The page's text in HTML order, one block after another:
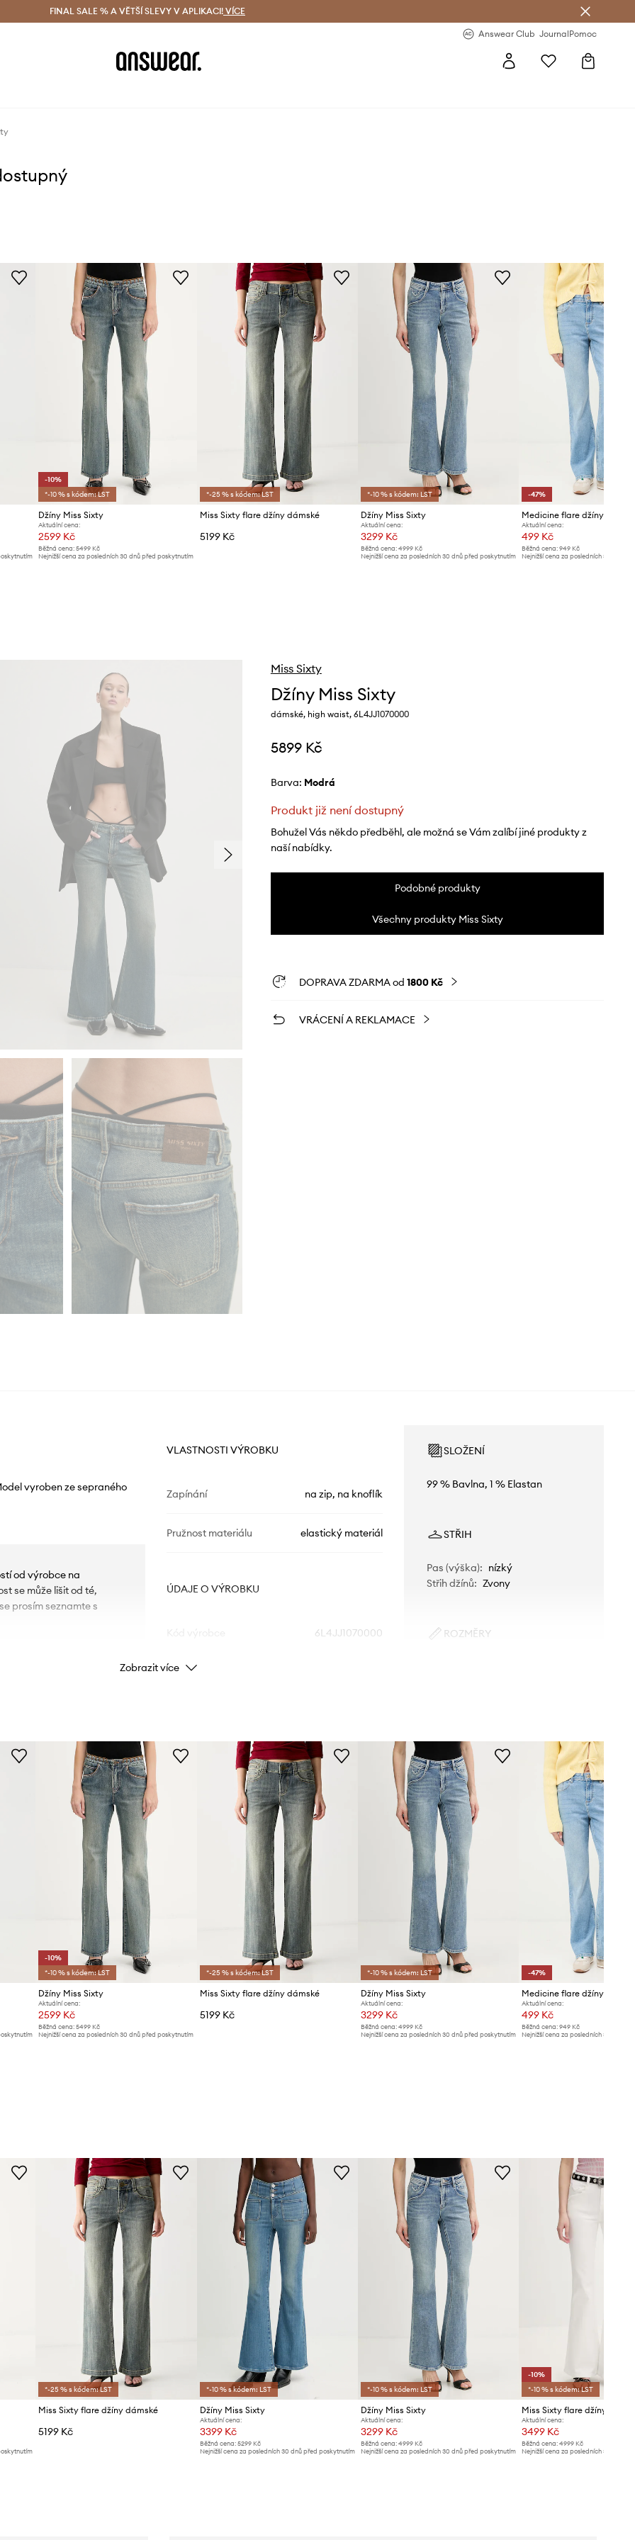
zdarma (od 1800 Kč) Doručení i do 24 h
FINAL SALE % A VĚTŠÍ SLEVY V APLIKACI! VÍCE
Answear Club JournalPomoc
-10%
*-10 % s kódem: LST
Džíny Miss Sixty
Aktuální cena:
2599 Kč
Běžná cena: 5499 Kč
Nejnižší cena za posledních 30 dnů před poskytnutím
*-25 % s kódem: LST
Miss Sixty flare džíny dámské
5199 Kč
*-10 % s kódem: LST
Džíny Miss Sixty
Aktuální cena:
3299 Kč
Běžná cena:4999 Kč
Nejnižší cena za posledních 30 dnů před poskytnutím
-47%
Medicine flare džíny
Aktuální cena:
499 Kč
Běžná cena: 949 Kč
Nejnižší cena za posledních 30 dnů
Miss Sixty
Džíny Miss Sixty
dámské, high waist, 6L4JJ1070000
5899 Kč
Barva: modrá
Produkt již není dostupný
Bohužel Vás někdo předběhl, ale možná se Vám zalíbí jiné produkty z
naší nabídky.
Podobné produkty
Všechny produkty Miss Sixty
DOPRAVA ZDARMA od 1800 Kč
VRÁCENÍ A REKLAMACE
vyroben ze sepraného
od výrobce na
se může lišit od té,
prosím seznamte s
VLASTNOSTI VÝROBKU
Zapínání na zip, na knoflík
Pružnost materiálu elastický materiál
ÚDAJE O VÝROBKU
6L4JJ1070000
Barva
Výrobce
SLOŽENÍ
99 % Bavlna, 1 % Elastan
STŘIH
Pas (výška): nízký
Střih džínů: Zvony
ROZMĚRY
Velikosti uvedené v obchodě byly
přepočítány na standardní evropskou
tabulku velikostí. Na etiketě
dodaného produktu je uvedeno
původní označení výrobce.
Tabulka velikosti
Zobrazit více
-10%
*-10 % s kódem: LST
Džíny Miss Sixty
Aktuální cena:
2599 Kč
Běžná cena: 5499 Kč
Nejnižší cena za posledních 30 dnů před poskytnutím
*-25 % s kódem: LST
Miss Sixty flare džíny dámské
5199 Kč
*-10 % s kódem: LST
Džíny Miss Sixty
Aktuální cena:
3299 Kč
Běžná cena:4999 Kč
Nejnižší cena za posledních 30 dnů před poskytnutím
-47%
Medicine flare džíny
Aktuální cena:
499 Kč
Běžná cena: 949 Kč
Nejnižší cena za posledních 30 dnů
*-25 % s kódem: LST
Miss Sixty flare džíny dámské
5199 Kč
*-10 % s kódem: LST
Džíny Miss Sixty
Aktuální cena:
3399 Kč
Běžná cena: 5299 Kč
Nejnižší cena za posledních 30 dnů před poskytnutím
*-10 % s kódem: LST
Džíny Miss Sixty
Aktuální cena:
3299 Kč
Běžná cena:4999 Kč
Nejnižší cena za posledních 30 dnů před poskytnutím
-10%
*-10 % s kódem: LST
Miss Sixty flare džíny
Aktuální cena:
3499 Kč
Běžná cena: 4999 Kč
Nejnižší cena za posledních 30 dnů